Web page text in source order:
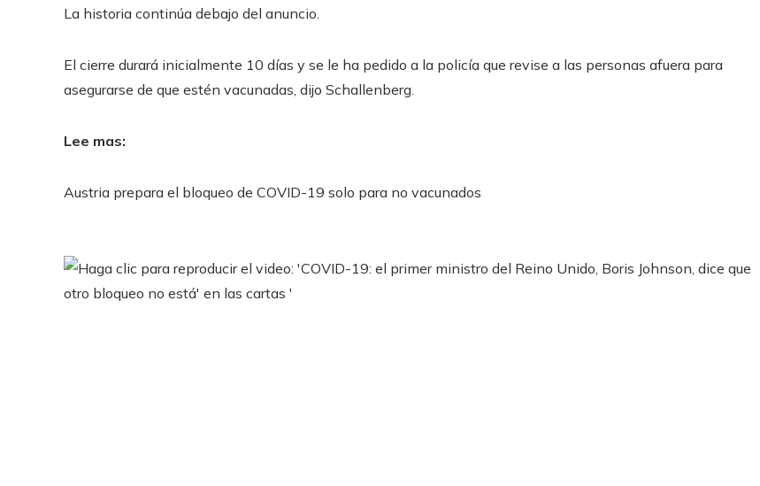
La historia continúa debajo del anuncio.
El cierre durará inicialmente 10 días y se le ha pedido a la policía que revise a las personas afuera para
asegurarse de que estén vacunadas, dijo Schallenberg.
Lee mas:
Austria prepara el bloqueo de COVID-19 solo para no vacunados